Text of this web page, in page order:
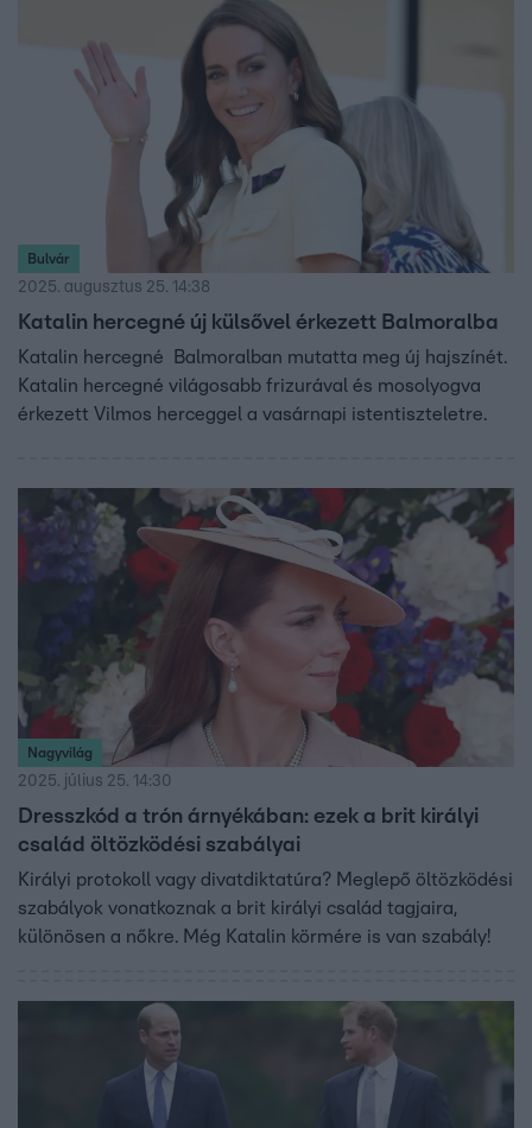
Bulvár
2025. augusztus 25. 14:38
Katalin hercegné új külsővel érkezett Balmoralba
Katalin hercegné Balmoralban mutatta meg új hajszínét.
Katalin hercegné világosabb frizurával és mosolyogva
érkezett Vilmos herceggel a vasárnapi istentiszteletre.
Nagyvilág
2025. július 25. 14:30
Dresszkód a trón árnyékában: ezek a brit királyi
család öltözködési szabályai
Királyi protokoll vagy divatdiktatúra? Meglepő öltözködési
szabályok vonatkoznak a brit királyi család tagjaira,
különösen a nőkre. Még Katalin körmére is van szabály!